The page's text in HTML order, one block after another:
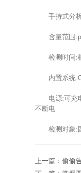
手持式分析
含量范围
检测时间:根
内置系统
电源:可充电
不断电
检测对象:固
上一篇： 偷偷